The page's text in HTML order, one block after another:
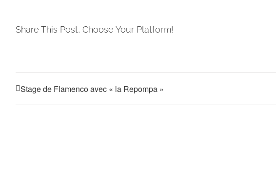
Share This Post, Choose Your Platform!
Stage de Flamenco avec « la Repompa »